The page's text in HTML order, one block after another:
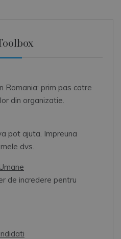
Romania: prim pas catre
din organizatie.
pot ajuta. Impreuna
dvs.
de incredere pentru